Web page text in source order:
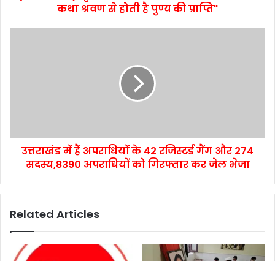
कथा श्रवण से होती है पुण्य की प्राप्ति"
उत्तराखंड में हैं अपराधियों के 42 रजिस्टर्ड गैंग और 274
सदस्य,8390 अपराधियों को गिरफ्तार कर जेल भेजा
Related Articles